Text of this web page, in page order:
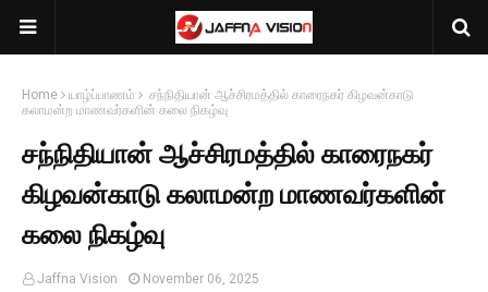
Home யாழ்ப்பாணம்
சந்நிதியான் ஆச்சிரமத்தில் காரைநகர் கிழவன்காடு
கலாமன்ற மாணவர்களின் கலை நிகழ்வு
சந்நிதியான் ஆச்சிரமத்தில் காரைநகர்
கிழவன்காடு கலாமன்ற மாணவர்களின்
கலை நிகழ்வு
Jaffna Vision November 06, 2025